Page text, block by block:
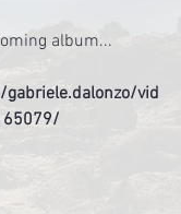
album...
vid